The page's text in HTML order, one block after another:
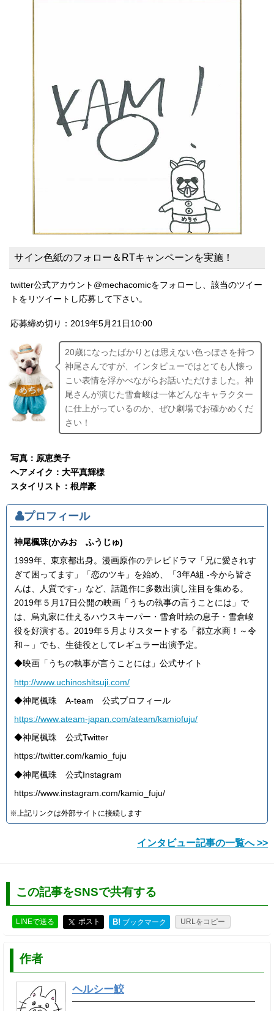
サイン色紙のフォロー＆RTキャンペーンを実施！
twitter公式アカウント@mechacomicをフォローし、該当のツイー
トをリツイートし応募して下さい。
応募締め切り：2019年5月21日10:00
20歳になったばかりとは思えない色っぽさを持つ
神尾さんですが、インタビューではとても人懐っ
こい表情を浮かべながらお話いただけました。神
尾さんが演じた雪倉峻は一体どんなキャラクター
に仕上がっているのか、ぜひ劇場でお確かめくだ
さい！
写真：原恵美子
ヘアメイク：大平真輝様
スタイリスト：根岸豪
プロフィール
神尾楓珠(かみお ふうじゅ)
1999年、東京都出身。漫画原作のテレビドラマ「兄に愛されす
ぎて困ってます」「恋のツキ」を始め、「3年A組 -今から皆さ
んは、人質です-」など、話題作に多数出演し注目を集める。
2019年５月17日公開の映画「うちの執事の言うことには」で
は、烏丸家に仕えるハウスキーパー・雪倉叶絵の息子・雪倉峻
役を好演する。2019年５月よりスタートする「都立水商！～令
和～」でも、生徒役としてレギュラー出演予定。
◆映画「うちの執事が言うことには」公式サイト
http://www.uchinoshitsuji.com/
◆神尾楓珠 A-team 公式プロフィール
https://www.ateam-japan.com/ateam/kamiofuju/
◆神尾楓珠 公式Twitter
https://twitter.com/kamio_fuju
◆神尾楓珠 公式Instagram
https://www.instagram.com/kamio_fuju/
※上記リンクは外部サイトに接続します
インタビュー記事の一覧へ >>
この記事をSNSで共有する
LINEで送る ポスト B! ブックマーク URLをコピー
作者
ヘルシー鮫